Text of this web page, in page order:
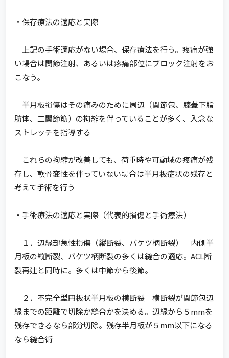
・保存療法の適応と実際
上記の手術適応がない場合、保存療法を行う。疼痛が強
い場合は関節注射、あるいは疼痛部位にブロック注射をお
こなう。
半月板損傷はその痛みのために周辺（関節包、膝蓋下脂
肪体、二関節筋）の拘縮を伴っていることが多く、入念な
ストレッチを指導する
これらの拘縮が改善しても、荷重時や可動域の疼痛が残
存し、軟骨変性を伴っていない場合は半月板症状の残存と
考えて手術を行う
・手術療法の適応と実際（代表的損傷と手術療法）
１．辺縁部急性損傷（縦断裂、バケツ柄断裂） 内側半
月板の縦断裂、バケツ柄断裂の多くは縫合の適応。ACL断
裂再建と同時に。多くは中節から後節。
２．不完全型円板状半月板の横断裂 横断裂が関節包辺
縁までの距離で切除か縫合かを決める。辺縁から５mmを
残存できるなら部分切除。残存半月板が５mm以下になる
なら縫合術